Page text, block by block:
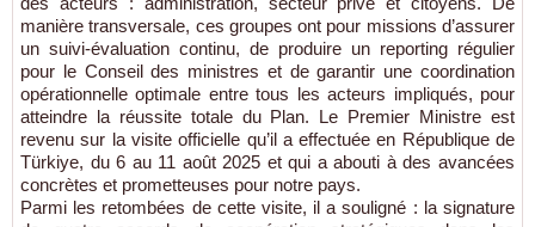
manière transversale, ces groupes ont pour missions d’assurer
un suivi-évaluation continu, de produire un reporting régulier
pour le Conseil des ministres et de garantir une coordination
opérationnelle optimale entre tous les acteurs impliqués, pour
atteindre la réussite totale du Plan. Le Premier Ministre est
revenu sur la visite officielle qu’il a effectuée en République de
Türkiye, du 6 au 11 août 2025 et qui a abouti à des avancées
concrètes et prometteuses pour notre pays.
Parmi les retombées de cette visite, il a souligné : la signature